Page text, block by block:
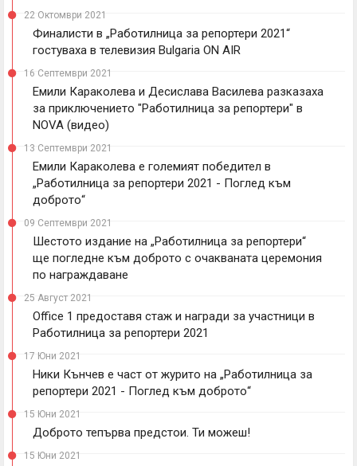
22 Октомври 2021
Финалисти в „Работилница за репортери 2021“
гостуваха в телевизия Bulgaria ON AIR
16 Септември 2021
Емили Караколева и Десислава Василева разказаха
за приключението "Работилница за репортери" в
NOVA (видео)
13 Септември 2021
Емили Караколева е големият победител в
„Работилница за репортери 2021 - Поглед към
доброто“
09 Септември 2021
Шестото издание на „Работилница за репортери“
ще погледне към доброто с очакваната церемония
по награждаване
25 Август 2021
Office 1 предоставя стаж и награди за участници в
Работилница за репортери 2021
17 Юни 2021
Ники Кънчев е част от журито на „Работилница за
репортери 2021 - Поглед към доброто“
15 Юни 2021
Доброто тепърва предстои. Ти можеш!
15 Юни 2021